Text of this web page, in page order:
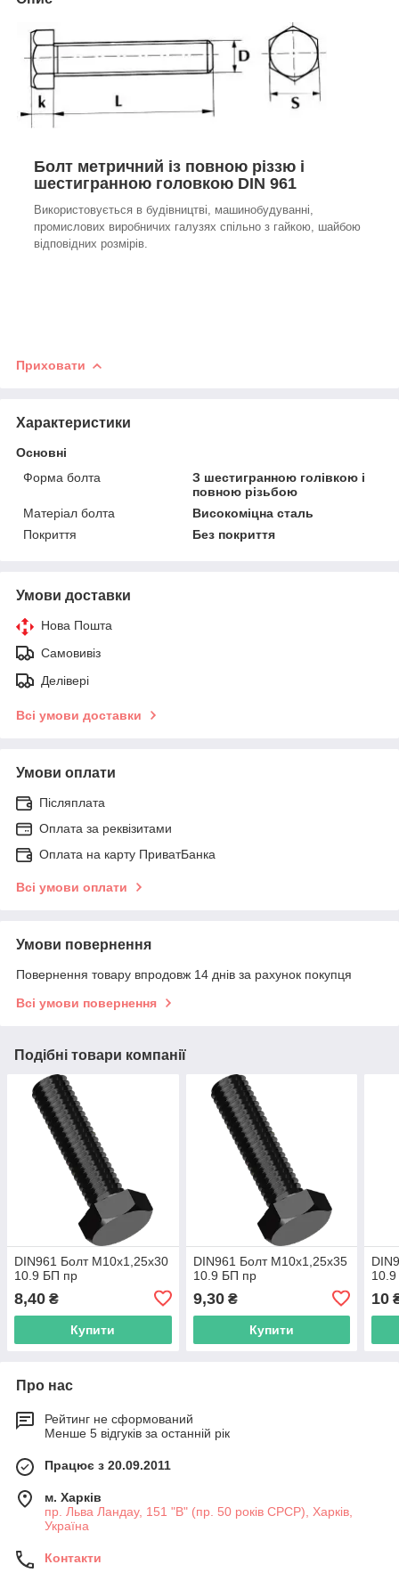
Болт метричний із повною різзю і
шестигранною головкою DIN 961
Використовується в будівництві, машинобудуванні,
промислових виробничих галузях спільно з гайкою, шайбою
відповідних розмірів.
Приховати
Характеристики
Основні
Форма болта
З шестигранною голівкою і
повною різьбою
Матеріал болта
Високоміцна сталь
Покриття
Без покриття
Умови доставки
Нова Пошта
Самовивіз
Делівері
Всі умови доставки
Умови оплати
Післяплата
Оплата за реквізитами
Оплата на карту ПриватБанка
Всі умови оплати
Умови повернення
Повернення товару впродовж 14 днів за рахунок покупця
Всі умови повернення
Подібні товари компанії
DIN961 Болт М10х1,25х30
10.9 БП пр
8,40 ₴
Купити
DIN961 Болт М10х1,25х35
10.9 БП пр
9,30₴
Купити
10
Про нас
Рейтинг не сформований
Менше 5 відгуків за останній рік
Працює з 20.09.2011
м. Харків
пр. Льва Ландау, 151 "В" (пр. 50 років СРСР), Харків,
Україна
Контакти